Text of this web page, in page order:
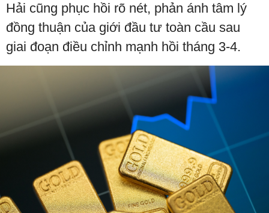
Hải cũng phục hồi rõ nét, phản ánh tâm lý
đồng thuận của giới đầu tư toàn cầu sau
giai đoạn điều chỉnh mạnh hồi tháng 3-4.